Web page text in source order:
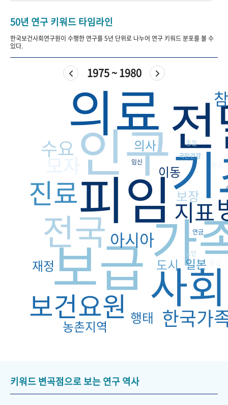
VR 역사관
50년 연구 키워드 타임라인
한국보건사회연구원이 수행한 연구를 5년 단위로 나누어 연구 키워드 분포를 볼 수
있다.
1975 ~ 1980
인구
의료
가
피임
보급사
전국
진료
보건요원
지표
한국가
모자
수요
아시아
보장
행태
이동
재정 도시
농촌지역
의사
일본
연금
노인
국민건강
임신
중절
키워드 변곡점으로 보는 연구 역사